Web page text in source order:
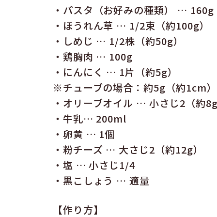
・パスタ（お好みの種類） … 160g
・ほうれん草 … 1/2束（約100g）
・しめじ … 1/2株（約50g）
・鶏胸肉 … 100g
・にんにく … 1片（約5g）
※チューブの場合：約5g（約1cm）
・オリーブオイル … 小さじ2（約
・牛乳… 200ml
・卵黄 … 1個
・粉チーズ … 大さじ2（約12g）
・塩 … 小さじ1/4
・黒こしょう … 適量
【作り方】